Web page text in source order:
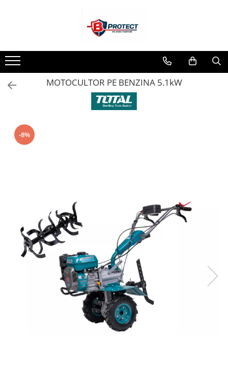
Atomizoare si pulverizatoare
Atomizoare
Pulverizatoare
Aspiratoare , suflante si tocatoare
Casa
Masini spalat cu presiune
Drujbe electrice
Drujbe termice
Echipamente medicale
Echipamente PSI
Generatoare si unelte pentru
MOTOCULTOR PE BENZINA 5.1kW
-8%